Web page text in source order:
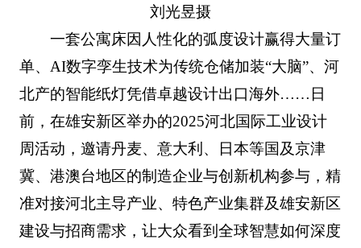
刘光昱摄
一套公寓床因人性化的弧度设计赢得大量订
单、AI数字孪生技术为传统仓储加装“大脑”、河
北产的智能纸灯凭借卓越设计出口海外……日
前，在雄安新区举办的2025河北国际工业设计
周活动，邀请丹麦、意大利、日本等国及京津
冀、港澳台地区的制造企业与创新机构参与，精
准对接河北主导产业、特色产业集群及雄安新区
建设与招商需求，让大众看到全球智慧如何深度